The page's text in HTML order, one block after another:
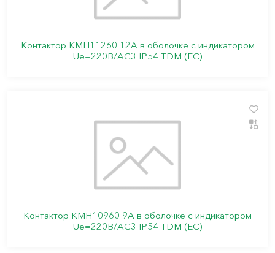
Контактор КМН11260 12А в оболочке с индикатором
Ue=220В/АС3 IP54 TDM (ЕС)
Контактор КМН10960 9А в оболочке с индикатором
Ue=220В/АС3 IP54 TDM (ЕС)